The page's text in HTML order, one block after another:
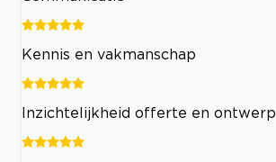
Kennis en vakmanschap
Inzichtelijkheid offerte en ontwerp